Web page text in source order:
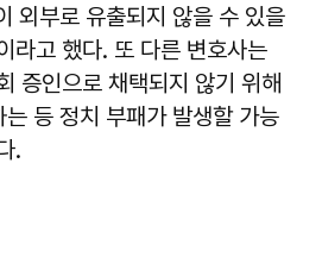
외부로 유출되지 않을 수 있을
라고 했다. 또 다른 변호사는
증인으로 채택되지 않기 위해
등 정치 부패가 발생할 가능
.